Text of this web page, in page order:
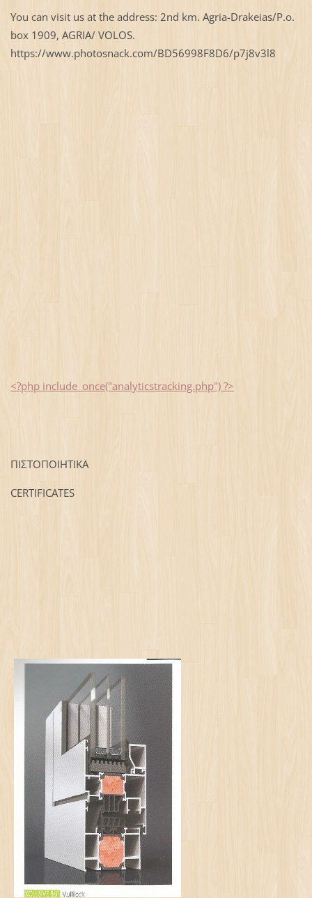
You can visit us at the address: 2nd km. Agria-Drakeias/P.o.
box 1909, AGRIA/ VOLOS.
https://www.photosnack.com/BD56998F8D6/p7j8v3l8
<?php include_once("analyticstracking.php") ?>
ΠΙΣΤΟΠΟΙΗΤΙΚΑ
CERTIFICATES